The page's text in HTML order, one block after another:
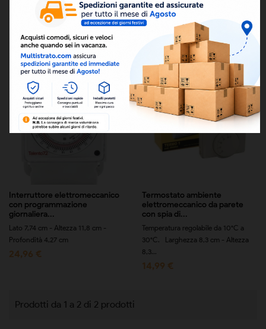
Rilevanza
Prodotti da 1 a 2 di 2 prodotti
Interruttore elettromeccanico
con programmazione
giornaliera...
Lato 7,74 cm - Altezza 11,8 cm -
Profondità 4,27 cm
24,96 €
Termostato ambiente
elettromeccanico da parete
con spia di...
Temperatura regolabile da 10°C a
30°C. Larghezza 8,3 cm - Altezza
8,3...
14,99 €
Prodotti da 1 a 2 di 2 prodotti